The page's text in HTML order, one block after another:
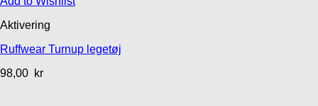
Aktivering
Ruffwear Turnup legetøj
98,00 kr